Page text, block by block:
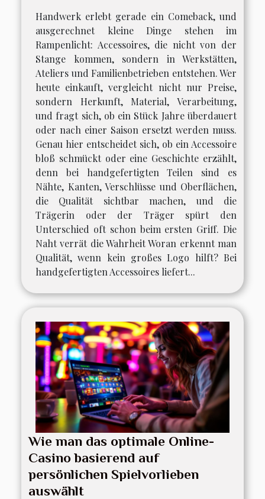
Handwerk erlebt gerade ein Comeback, und
ausgerechnet kleine Dinge stehen im
Rampenlicht: Accessoires, die nicht von der
Stange kommen, sondern in Werkstätten,
Ateliers und Familienbetrieben entstehen. Wer
heute einkauft, vergleicht nicht nur Preise,
sondern Herkunft, Material, Verarbeitung,
und fragt sich, ob ein Stück Jahre überdauert
oder nach einer Saison ersetzt werden muss.
Genau hier entscheidet sich, ob ein Accessoire
bloß schmückt oder eine Geschichte erzählt,
denn bei handgefertigten Teilen sind es
Nähte, Kanten, Verschlüsse und Oberflächen,
die Qualität sichtbar machen, und die
Trägerin oder der Träger spürt den
Unterschied oft schon beim ersten Griff. Die
Naht verrät die Wahrheit Woran erkennt man
Qualität, wenn kein großes Logo hilft? Bei
handgefertigten Accessoires liefert...
Wie man das optimale Online-
Casino basierend auf
persönlichen Spielvorlieben
auswählt